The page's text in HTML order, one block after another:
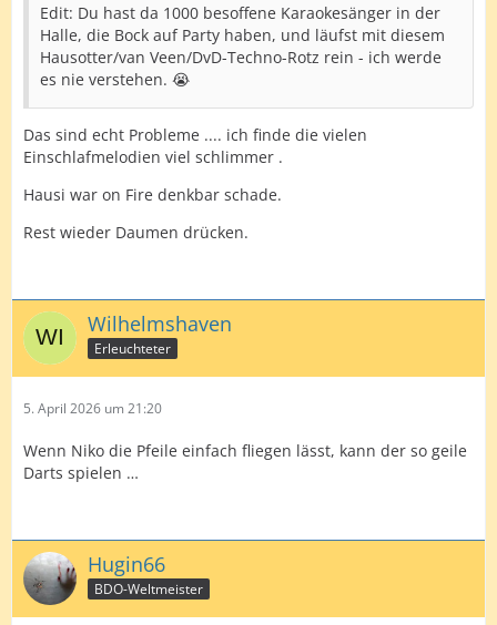
Edit: Du hast da 1000 besoffene Karaokesänger in der
Halle, die Bock auf Party haben, und läufst mit diesem
Hausotter/van Veen/DvD-Techno-Rotz rein - ich werde
es nie verstehen. 😭
Das sind echt Probleme .... ich finde die vielen
Einschlafmelodien viel schlimmer .
Hausi war on Fire denkbar schade.
Rest wieder Daumen drücken.
Wilhelmshaven
Erleuchteter
5. April 2026 um 21:20
Wenn Niko die Pfeile einfach fliegen lässt, kann der so geile
Darts spielen …
Hugin66
BDO-Weltmeister